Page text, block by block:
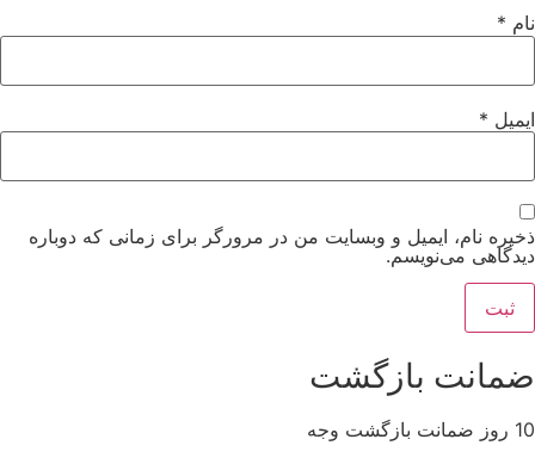
*
*
نام، ایمیل و وبسایت من در مرورگر برای زمانی که دوباره
می‌نویسم.
بازگشت
وجه